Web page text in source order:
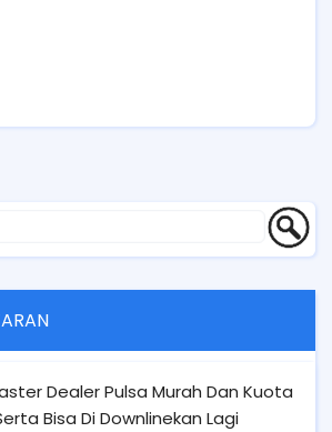
Dealer Pulsa Murah Dan Kuota
Bisa Di Downlinekan Lagi